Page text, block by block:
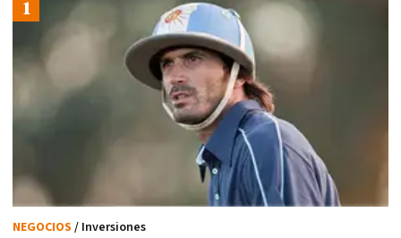
NEGOCIOS / Inversiones